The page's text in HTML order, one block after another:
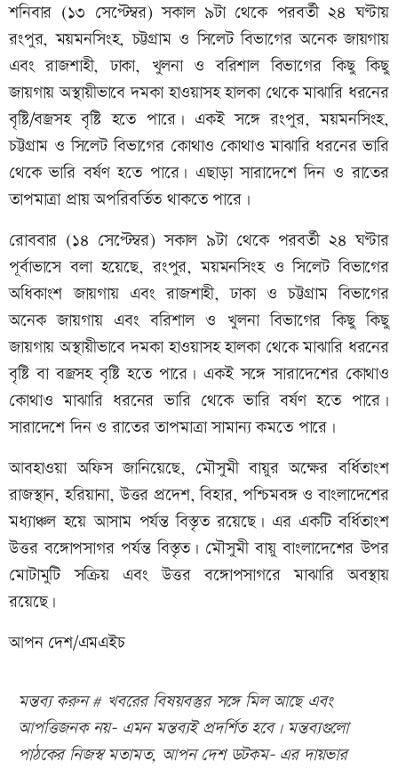
শনিবার (১৩ সেপ্টেম্বর) সকাল ৯টা থেকে পরবর্তী ২৪ ঘণ্টায়
রংপুর, ময়মনসিংহ, চট্টগ্রাম ও সিলেট বিভাগের অনেক জায়গায়
এবং রাজশাহী, ঢাকা, খুলনা ও বরিশাল বিভাগের কিছু কিছু
জায়গায় অস্থায়ীভাবে দমকা হাওয়াসহ হালকা থেকে মাঝারি ধরনের
বৃষ্টি/বজ্রসহ বৃষ্টি হতে পারে। একই সঙ্গে রংপুর, ময়মনসিংহ,
চট্টগ্রাম ও সিলেট বিভাগের কোথাও কোথাও মাঝারি ধরনের ভারি
থেকে ভারি বর্ষণ হতে পারে। এছাড়া সারাদেশে দিন ও রাতের
তাপমাত্রা প্রায় অপরিবর্তিত থাকতে পারে।
রোববার (১৪ সেপ্টেম্বর) সকাল ৯টা থেকে পরবর্তী ২৪ ঘণ্টার
পূর্বাভাসে বলা হয়েছে, রংপুর, ময়মনসিংহ ও সিলেট বিভাগের
অধিকাংশ জায়গায় এবং রাজশাহী, ঢাকা ও চট্টগ্রাম বিভাগের
অনেক জায়গায় এবং বরিশাল ও খুলনা বিভাগের কিছু কিছু
জায়গায় অস্থায়ীভাবে দমকা হাওয়াসহ হালকা থেকে মাঝারি ধরনের
বৃষ্টি বা বজ্রসহ বৃষ্টি হতে পারে। একই সঙ্গে সারাদেশের কোথাও
কোথাও মাঝারি ধরনের ভারি থেকে ভারি বর্ষণ হতে পারে।
সারাদেশে দিন ও রাতের তাপমাত্রা সামান্য কমতে পারে।
আবহাওয়া অফিস জানিয়েছে, মৌসুমী বায়ুর অক্ষের বর্ধিতাংশ
রাজস্থান, হরিয়ানা, উত্তর প্রদেশ, বিহার, পশ্চিমবঙ্গ ও বাংলাদেশের
মধ্যাঞ্চল হয়ে আসাম পর্যন্ত বিস্তৃত রয়েছে। এর একটি বর্ধিতাংশ
উত্তর বঙ্গোপসাগর পর্যন্ত বিস্তৃত। মৌসুমী বায়ু বাংলাদেশের উপর
মোটামুটি সক্রিয় এবং উত্তর বঙ্গোপসাগরে মাঝারি অবস্থায়
রয়েছে।
আপন দেশ/এমএইচ
মন্তব্য করুন # খবরের বিষয়বস্তুর সঙ্গে মিল আছে এবং
আপত্তিজনক নয়- এমন মন্তব্যই প্রদর্শিত হবে। মন্তব্যগুলো
পাঠকের নিজস্ব মতামত, আপন দেশ ডটকম- এর দায়ভার